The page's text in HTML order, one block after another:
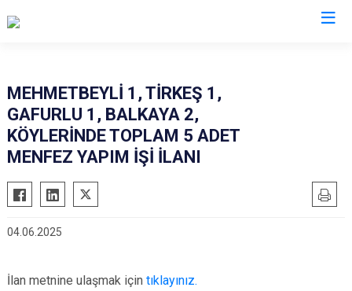
Alaca
Bayat
Dodurga
Laçin
Mecitözü
Oğuzlar
MEHMETBEYLİ 1, TİRKEŞ 1,
GAFURLU 1, BALKAYA 2,
KÖYLERİNDE TOPLAM 5 ADET
MENFEZ YAPIM İŞİ İLANI
04.06.2025
İlan metnine ulaşmak için tıklayınız.